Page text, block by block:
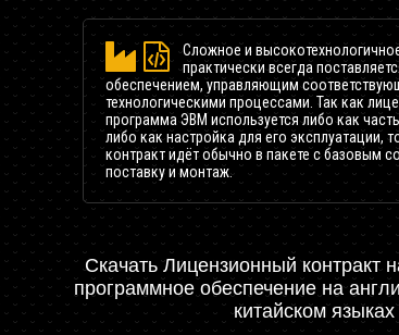
Сложное и
практически всегда
обеспечением, управляющим
технологическими процессами. Так как
программа ЭВМ используется либо как
либо как настройка для его эксплуатации,
контракт идёт обычно в пакете с базовым
поставку и монтаж.
Скачать Лицензионный контракт
программное обеспечение на
китайском языках